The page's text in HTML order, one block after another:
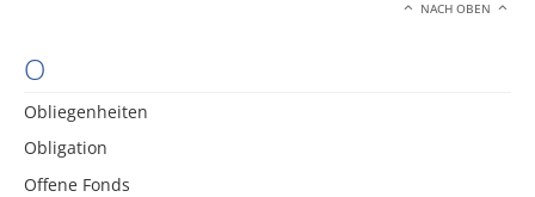
NACH OBEN
O
Obliegenheiten
Obligation
Offene Fonds